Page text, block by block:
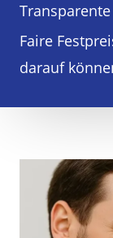
Faire
darauf